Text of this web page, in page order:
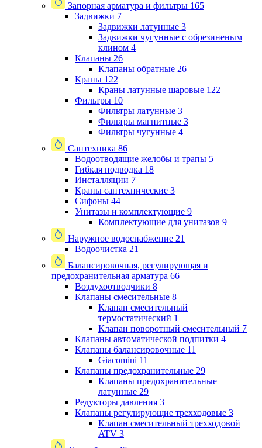
Запорная арматура и фильтры 165
Задвижки 7
Задвижки латунные 3
Задвижки чугунные с обрезиненым
клином 4
Клапаны 26
Клапаны обратные 26
Краны 122
Краны латунные шаровые 122
Фильтры 10
Фильтры латунные 3
Фильтры магнитные 3
Фильтры чугунные 4
Сантехника 86
Водоотводящие желобы и трапы 5
Гибкая подводка 18
Инсталляции 7
Краны сантехнические 3
Сифоны 44
Унитазы и комплектующие 9
Комплектующие для унитазов 9
Наружное водоснабжение 21
Водоочистка 21
Балансировочная, регулирующая и
предохранительная арматура 66
Воздухоотводчики 8
Клапаны cмесительные 8
Клапан cмесительный
термостатический 1
Клапан поворотный cмесительный 7
Клапаны автоматической подпитки 4
Клапаны балансировочные 11
Giacomini 11
Клапаны предохранительные 29
Клапаны предохранительные
латунные 29
Редукторы давления 3
Клапаны регулирующие трехходовые 3
Клапан смесительный трехходовой
ATV 3